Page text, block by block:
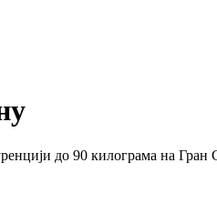
до 90 килограма на